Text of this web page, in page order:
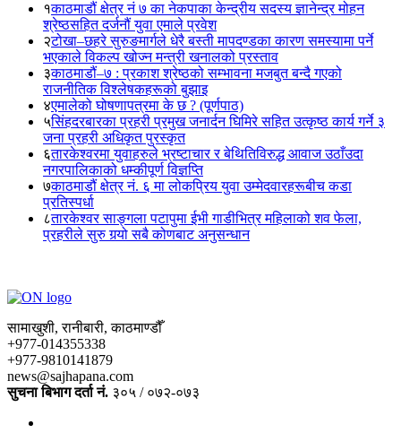
१काठमाडौं क्षेत्र नं ७ का नेकपाका केन्द्रीय सदस्य ज्ञानेन्द्र मोहन
श्रेष्ठसहित दर्जनौं युवा एमाले प्रवेश
२टोखा–छहरे सुरुङमार्गले धेरै बस्ती मापदण्डका कारण समस्यामा पर्ने
भएकाले विकल्प खोज्न मन्त्री खनालको प्रस्ताव
३काठमाडौं–७ : प्रकाश श्रेष्ठको सम्भावना मजबुत बन्दै गएको
राजनीतिक विश्लेषकहरूको बुझाइ
४एमालेको घोषणापत्रमा के छ ? (पूर्णपाठ)
५सिंहदरबारका प्रहरी प्रमुख जनार्दन घिमिरे सहित उत्कृष्ठ कार्य गर्ने ३
जना प्रहरी अधिकृत पुरस्कृत
६तारकेश्वरमा युवाहरुले भ्रष्टाचार र बेथितिविरुद्ध आवाज उठाँउदा
नगरपालिकाको धम्कीपूर्ण विज्ञप्ति
७काठमाडौं क्षेत्र नं. ६ मा लोकप्रिय युवा उम्मेदवारहरूबीच कडा
प्रतिस्पर्धा
८तारकेश्वर साङ्गला पटापुमा ईभी गाडीभित्र महिलाको शव फेला,
प्रहरीले सुरु गर्‍यो सबै कोणबाट अनुसन्धान
सामाखुशी, रानीबारी, काठमाण्डौँ
+977-014355338
+977-9810141879
news@sajhapana.com
सुचना बिभाग दर्ता नं. ३०५ / ०७२-०७३